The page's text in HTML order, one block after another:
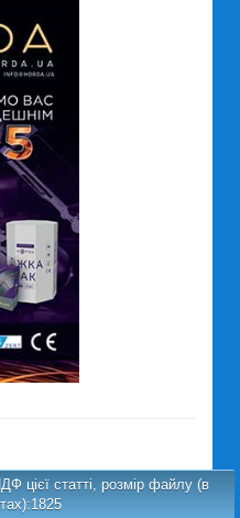
цієї статті, розмір файлу (в